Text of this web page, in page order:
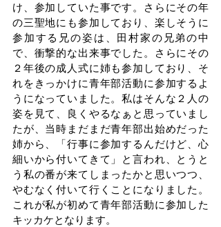
け、参加していた事です。さらにその年
の三聖地にも参加しており、楽しそうに
参加する兄の姿は、田村家の兄弟の中
で、衝撃的な出来事でした。さらにその
２年後の成人式に姉も参加しており、そ
れをきっかけに青年部活動に参加するよ
うになっていました。私はそんな２人の
姿を見て、良くやるなぁと思っていまし
たが、当時まだまだ青年部出始めだった
姉から、「行事に参加するんだけど、心
細いから付いてきて」と言われ、とうと
う私の番が来てしまったかと思いつつ、
やむなく付いて行くことになりました。
これが私が初めて青年部活動に参加した
キッカケとなります。